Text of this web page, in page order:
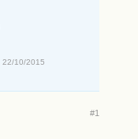
22/10/2015
#1